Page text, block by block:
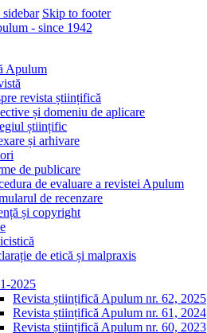
Skip to footer
Apulum
revista științifică
și domeniu de aplicare
științific
și arhivare
de publicare
de evaluare a revistei Apulum
de recenzare
și copyright
de etică și malpraxis
2025
Revista științifică Apulum nr. 62, 2025
Revista științifică Apulum nr. 61, 2024
Revista științifică Apulum nr. 60, 2023